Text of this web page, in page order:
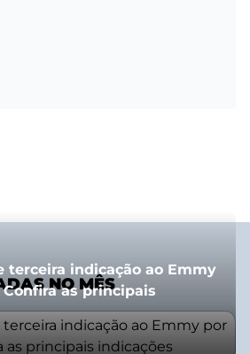
NO MÊS
terceira indicação ao Emmy
Confira as principais